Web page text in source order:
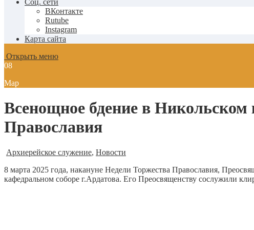
Соц. сети
ВКонтакте
Rutube
Instagram
Карта сайта
Открыть меню
08
Мар
Всенощное бдение в Никольском
Православия
Архиерейское служение, Новости
8 марта 2025 года, накануне Недели Торжества Православия,
кафедральном соборе г.Ардатова. Его Преосвященству сослужили